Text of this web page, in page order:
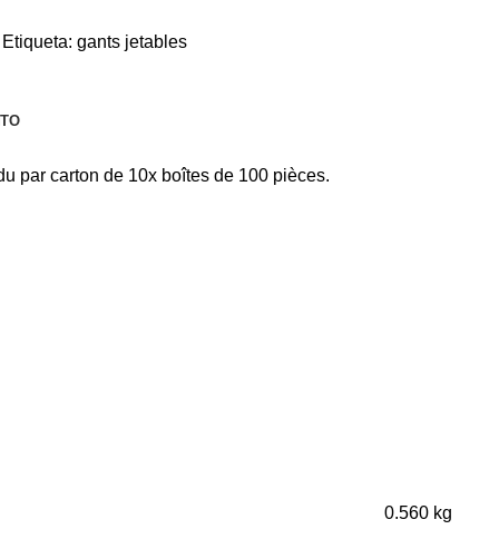
Etiqueta: gants jetables
par carton de 10x boîtes de 100 pièces.
0.560 kg